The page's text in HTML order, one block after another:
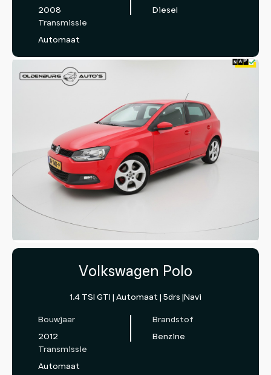
2008
Diesel
Transmissie
Automaat
Volkswagen Polo
1.4 TSI GTI | Automaat | 5drs |Navi
Bouwjaar
2012
Brandstof
Benzine
Transmissie
Automaat